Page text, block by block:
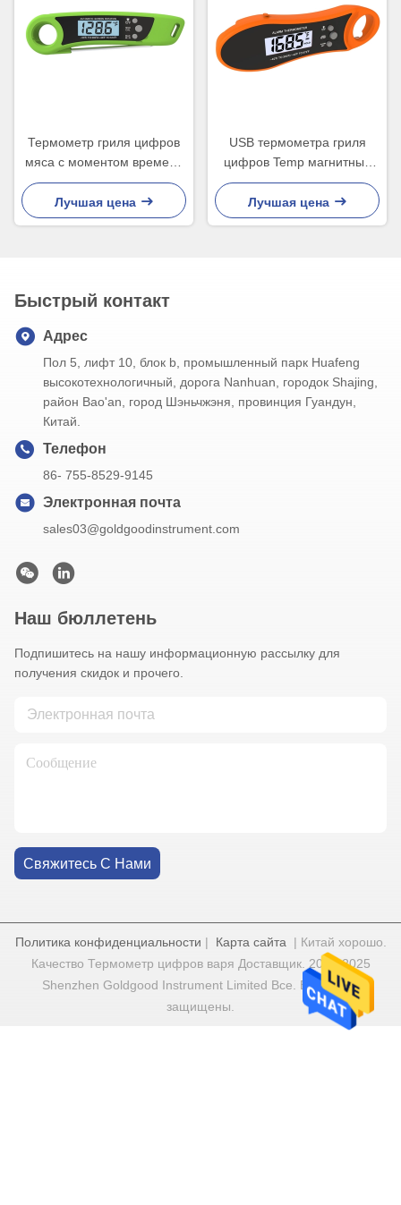
Термометр гриля цифров
мяса с моментом времени
зонда быстро прочитал
Лучшая цена
USB термометра гриля
цифров Temp магнитный
поручая двойной зонд
Лучшая цена
Быстрый контакт
Адрес
Пол 5, лифт 10, блок b, промышленный парк Huafeng
высокотехнологичный, дорога Nanhuan, городок Shajing,
район Bao'an, город Шэньчжэня, провинция Гуандун,
Китай.
Телефон
86- 755-8529-9145
Электронная почта
sales03@goldgoodinstrument.com
Наш бюллетень
Подпишитесь на нашу информационную рассылку для
получения скидок и прочего.
Свяжитесь С Нами
Политика конфиденциальности | Карта сайта| Китай хорошо.
Качество Термометр цифров варя Доставщик. 2022-2025
Shenzhen Goldgood Instrument Limited Все. Все права
защищены.